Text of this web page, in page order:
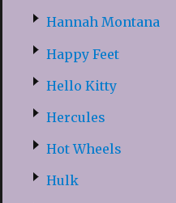
Hannah Montana
Happy Feet
Hello Kitty
Hercules
Hot Wheels
Hulk